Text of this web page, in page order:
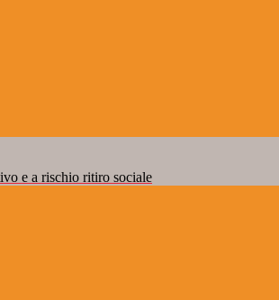
e a rischio ritiro sociale